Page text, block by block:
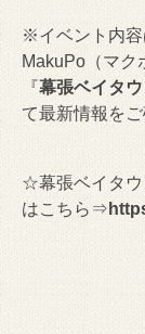
※イベント内容
MakuPo（マク
『幕張ベイタ
て最新情報を
☆幕張ベイタウ
はこちら⇒